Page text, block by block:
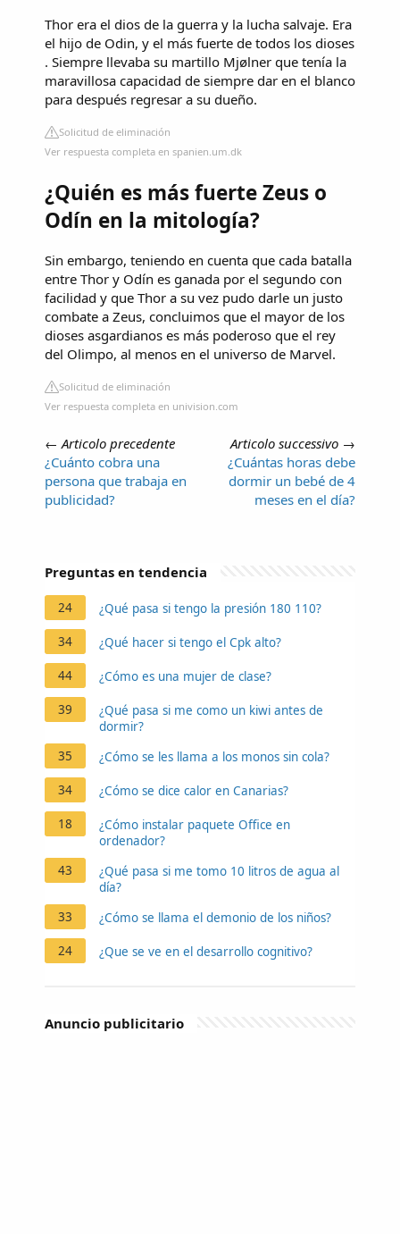
Thor era el dios de la guerra y la lucha salvaje. Era
el hijo de Odin, y el más fuerte de todos los dioses
. Siempre llevaba su martillo Mjølner que tenía la
maravillosa capacidad de siempre dar en el blanco
para después regresar a su dueño.
Solicitud de eliminación
Ver respuesta completa en spanien.um.dk
¿Quién es más fuerte Zeus o
Odín en la mitología?
Sin embargo, teniendo en cuenta que cada batalla
entre Thor y Odín es ganada por el segundo con
facilidad y que Thor a su vez pudo darle un justo
combate a Zeus, concluimos que el mayor de los
dioses asgardianos es más poderoso que el rey
del Olimpo, al menos en el universo de Marvel.
Solicitud de eliminación
Ver respuesta completa en univision.com
← Articolo precedente
¿Cuánto cobra una
persona que trabaja en
publicidad?
Articolo successivo →
¿Cuántas horas debe
dormir un bebé de 4
meses en el día?
Preguntas en tendencia
24 ¿Qué pasa si tengo la presión 180 110?
34 ¿Qué hacer si tengo el Cpk alto?
44 ¿Cómo es una mujer de clase?
39
¿Qué pasa si me como un kiwi antes de
dormir?
35
¿Cómo se les llama a los monos sin cola?
34 ¿Cómo se dice calor en Canarias?
18
¿Cómo instalar paquete Office en
ordenador?
43
¿Qué pasa si me tomo 10 litros de agua al
día?
33
¿Cómo se llama el demonio de los niños?
24 ¿Que se ve en el desarrollo cognitivo?
Anuncio publicitario